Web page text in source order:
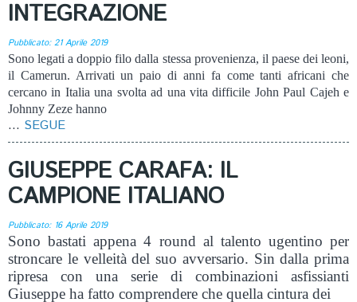
INTEGRAZIONE
Pubblicato: 21 Aprile 2019
Sono legati a doppio filo dalla stessa provenienza, il paese dei leoni,
il Camerun. Arrivati un paio di anni fa come tanti africani che
cercano in Italia una svolta ad una vita difficile John Paul Cajeh e
Johnny Zeze hanno
... SEGUE
GIUSEPPE CARAFA: IL
CAMPIONE ITALIANO
Pubblicato: 16 Aprile 2019
Sono bastati appena 4 round al talento ugentino per
stroncare le velleità del suo avversario. Sin dalla prima
ripresa con una serie di combinazioni asfissianti
Giuseppe ha fatto comprendere che quella cintura dei